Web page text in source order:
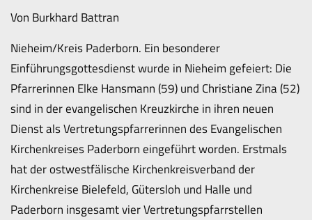
Von Burkhard Battran
Nieheim/Kreis Paderborn. Ein besonderer
Einführungsgottesdienst wurde in Nieheim gefeiert: Die
Pfarrerinnen Elke Hansmann (59) und Christiane Zina (52)
sind in der evangelischen Kreuzkirche in ihren neuen
Dienst als Vertretungspfarrerinnen des Evangelischen
Kirchenkreises Paderborn eingeführt worden. Erstmals
hat der ostwestfälische Kirchenkreisverband der
Kirchenkreise Bielefeld, Gütersloh und Halle und
Paderborn insgesamt vier Vertretungspfarrstellen